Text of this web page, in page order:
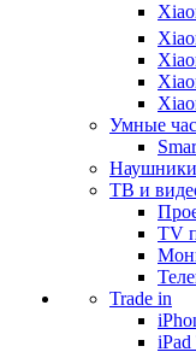
Умные
Наушники
ТВ и
TV
Trade in
iPad